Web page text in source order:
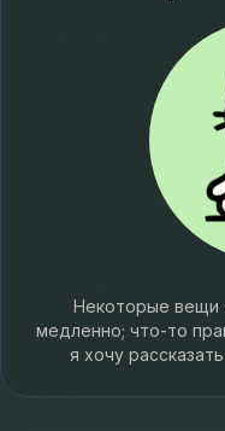
Некоторые вещи
медленно; что-то
я хочу